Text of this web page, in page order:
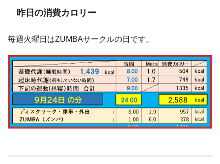
昨日の消費カロリー
毎週火曜日はZUMBAサークルの日です。